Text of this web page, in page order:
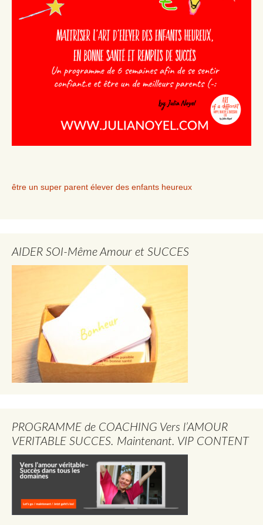
être un super parent élever des enfants heureux
AIDER SOI-Même Amour et SUCCES
PROGRAMME de COACHING Vers l’AMOUR
VERITABLE SUCCES. Maintenant. VIP CONTENT